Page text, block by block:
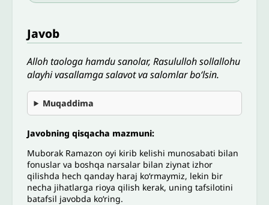
Javob
Alloh taologa hamdu sanolar, Rasululloh sollallohu
alayhi vasallamga salavot va salomlar bo‘lsin.
Muqaddima
Javobning qisqacha mazmuni:
Muborak Ramazon oyi kirib kelishi munosabati bilan
fonuslar va boshqa narsalar bilan ziynat izhor
qilishda hech qanday haraj ko‘rmaymiz, lekin bir
necha jihatlarga rioya qilish kerak, uning tafsilotini
batafsil javobda ko‘ring.